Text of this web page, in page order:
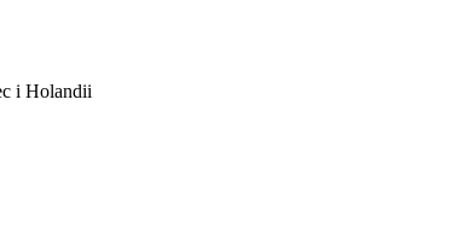
i Holandii